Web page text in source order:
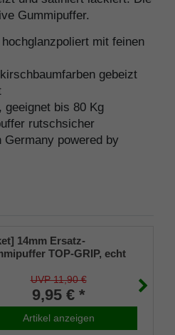
Gummipuffer.
mit feinen
gebeizt
geeignet bis 80 Kg
rutschsicher
Germany powered by
14mm Ersatz-
TOP-GRIP, echt
UVP 11,90 €
9,95 € *
Artikel anzeigen